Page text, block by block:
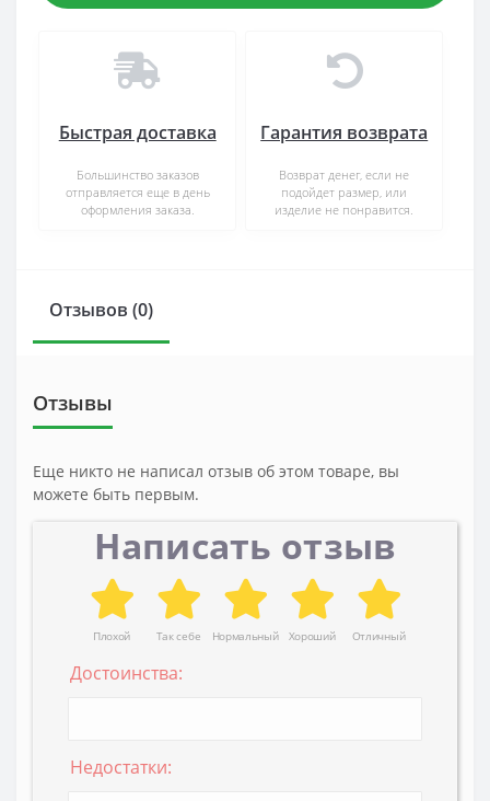
Быстрая доставка
Большинство заказов
отправляется еще в день
оформления заказа.
Гарантия возврата
Возврат денег, если не
подойдет размер, или
изделие не понравится.
Отзывов (0)
Отзывы
Еще никто не написал отзыв об этом товаре, вы
можете быть первым.
Написать отзыв
Плохой Так себе Нормальный Хороший Отличный
Достоинства:
Недостатки: